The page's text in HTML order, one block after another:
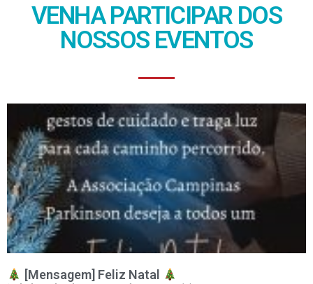
VENHA PARTICIPAR DOS
NOSSOS EVENTOS
[Mensagem] Feliz Natal